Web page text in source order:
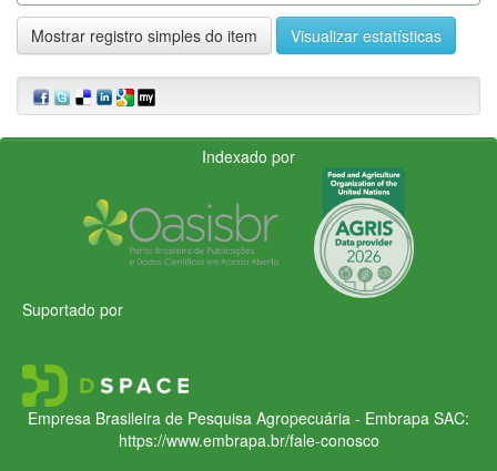
Mostrar registro simples do item Visualizar estatísticas
Indexado por
Suportado por
Empresa Brasileira de Pesquisa Agropecuária - Embrapa SAC:
https://www.embrapa.br/fale-conosco